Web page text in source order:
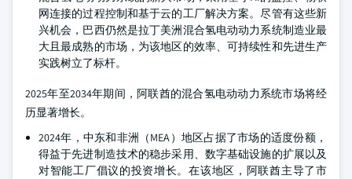
网连接的过程控制和基于云的工厂解决方案。尽管有这些新
兴机会，巴西仍然是拉丁美洲混合氢电动动力系统制造业最
大且最成熟的市场，为该地区的效率、可持续性和先进生产
实践树立了标杆。
2025年至2034年期间，阿联酋的混合氢电动动力系统市场将经
历显著增长。
2024年，中东和非洲（MEA）地区占据了市场的适度份额，
得益于先进制造技术的稳步采用、数字基础设施的扩展以及
对智能工厂倡议的投资增长。在该地区，阿联酋主导了市